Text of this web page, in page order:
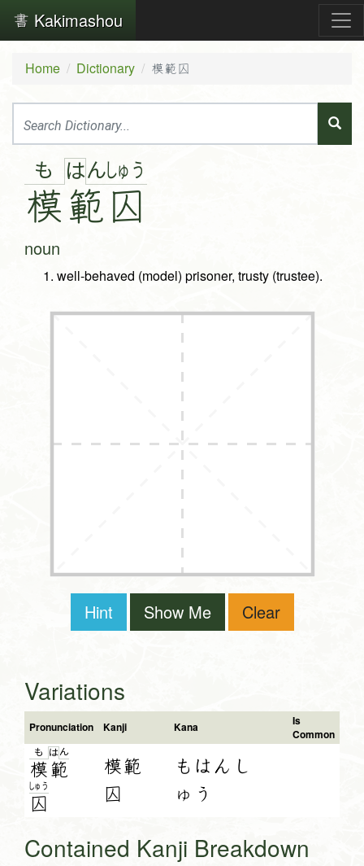
Kakimashou
Home Dictionary 模範囚
も
模
はん
範
しゅ う
囚
noun
well-behaved (model) prisoner, trusty (trustee).
Hint Show Me Clear
Variations
Pronunciation Kanji Kana
Is
Common
も
模
はん
範
しゅ う
囚
模範
囚
もはんし
ゅう
Contained Kanji Breakdown